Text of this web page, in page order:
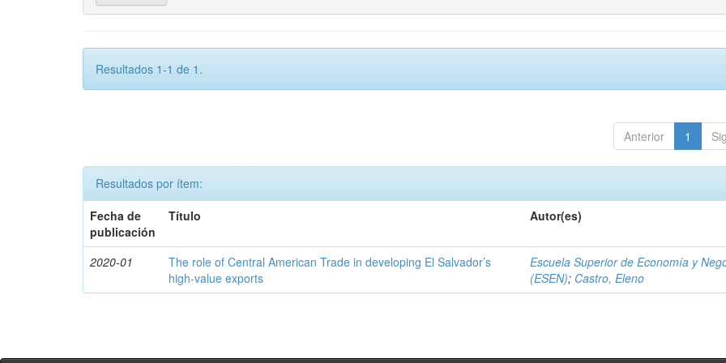
Resultados 1-1 de 1.
Anterior 1
Resultados por ítem:
Fecha de
publicación
Título Autor(es)
2020-01
The role of Central American Trade in developing El Salvador’s
high-value exports
Escuela Superior de Economía y
(ESEN); Castro, Eleno